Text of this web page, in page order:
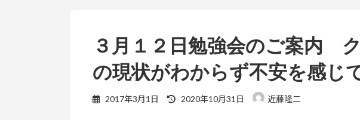
３月１２日勉強会のご案内
の現状がわからず不安を感じ
2017年3月1日
最
2020年10月31日 近藤隆二